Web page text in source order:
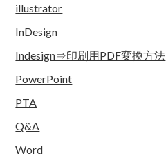
illustrator
InDesign
Indesign⇒印刷用PDF変換方法
PowerPoint
PTA
Q&A
Word